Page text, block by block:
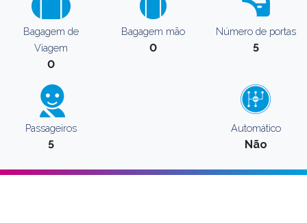
Bagagem de
Viagem
0
Bagagem mão
0
Número de portas
5
Passageiros
5
Automático
Não